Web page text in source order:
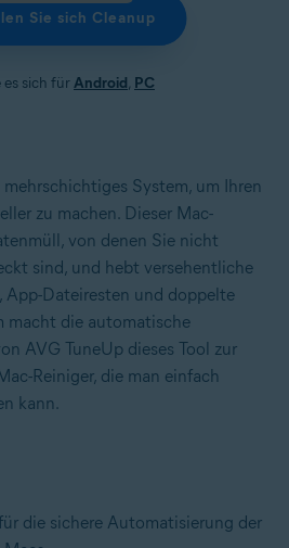
Sie sich Cleanup
es sich fürAndroid, PC
System, um Ihren
zu machen. Dieser Mac-
von denen Sie nicht
sind, und hebt versehentliche
App-Dateiresten und doppelte
macht die automatische
AVG TuneUp dieses Tool zur
Reiniger, die man einfach
kann.
die sichere Automatisierung der